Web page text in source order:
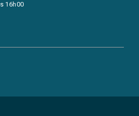
16h00